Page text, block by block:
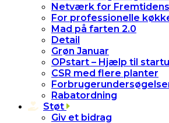
Netværk for
For professionelle
Mad på farten 2.0
Detail
Grøn Januar
OPstart – Hjælp til
CSR med flere planter
Rabatordning
Støt
Giv et bidrag